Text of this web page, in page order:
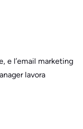
e l’email marketing
lavora